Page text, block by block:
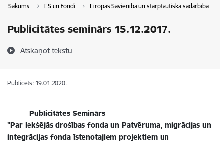
Sākums ES un fondi Eiropas Savienība un starptautiskā sadarbība
Publicitātes seminārs 15.12.2017.
Atskaņot tekstu
Publicēts: 19.01.2020.
Publicitātes Seminārs
"Par Iekšējās drošības fonda un Patvēruma, migrācijas un
integrācijas fonda īstenotajiem projektiem un